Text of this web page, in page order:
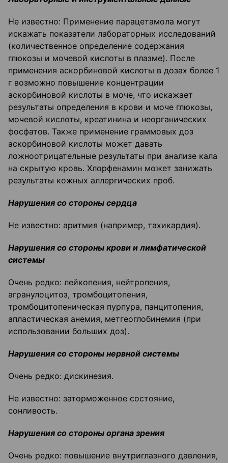
Не известно: Применение парацетамола могут
искажать показатели лабораторных исследований
(количественное определение содержания
глюкозы и мочевой кислоты в плазме). После
применения аскорбиновой кислоты в дозах более 1
г возможно повышение концентрации
аскорбиновой кислоты в моче, что искажает
результаты определения в крови и моче глюкозы,
мочевой кислоты, креатинина и неорганических
фосфатов. Также применение граммовых доз
аскорбиновой кислоты может давать
ложноотрицательные результаты при анализе кала
на скрытую кровь. Хлорфенамин может занижать
результаты кожных аллергических проб.
Нарушения со стороны сердца
Не известно: аритмия (например, тахикардия).
Нарушения со стороны крови и лимфатической
системы
Очень редко: лейкопения, нейтропения,
агранулоцитоз, тромбоцитопения,
тромбоцитопеническая пурпура, панцитопения,
апластическая анемия, метгеоглобинемия (при
использовании больших доз).
Нарушения со стороны нервной системы
Очень редко: дискинезия.
Не известно: заторможенное состояние,
сонливость.
Нарушения со стороны органа зрения
Очень редко: повышение внутриглазного давления,